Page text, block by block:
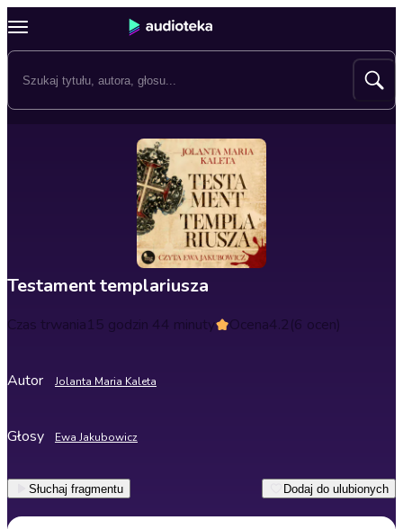
Testament templariusza
Czas trwania15 godzin 44 minuty Ocena4.2(6 ocen)
Autor Jolanta Maria Kaleta
Głosy Ewa Jakubowicz
Słuchaj fragmentu Dodaj do ulubionych